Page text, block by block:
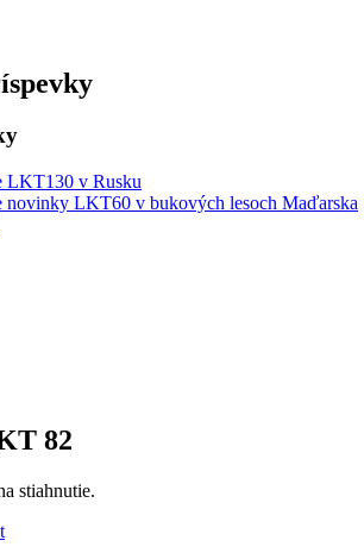
LKT130 v Rusku
novinky LKT60 v bukových lesoch Maďarska
82
stiahnutie.